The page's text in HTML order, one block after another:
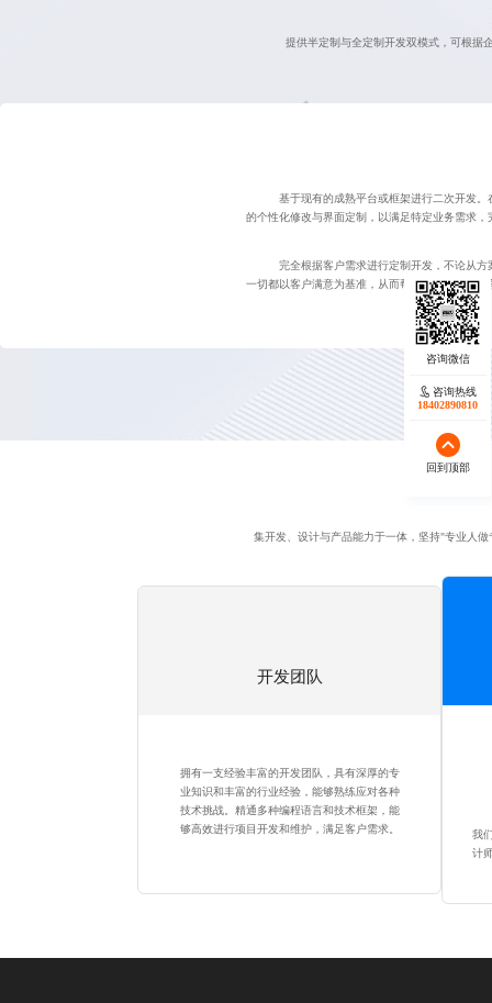
提供半定制与全定制开发双模式，可根据
基于现有的成熟平台或框架进行二次开发
的个性化修改与界面定制，以满足特定业务需求
完全根据客户需求进行定制开发，不论从
一切都以客户满意为基准，从而帮助客户在市场
集开发、设计与产品能力于一体，坚持"专业人
开发团队
拥有一支经验丰富的开发团队，具有深厚的专
业知识和丰富的行业经验，能够熟练应对各种
技术挑战。精通多种编程语言和技术框架，能
够高效进行项目开发和维护，满足客户需求。
我
计
咨询热线
18402890810
回到顶部